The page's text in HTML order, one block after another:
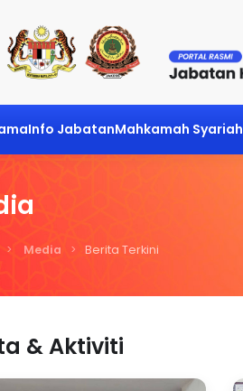
content
Info JabatanMahkamah Syariah
Media Berita Terkini
& Aktiviti